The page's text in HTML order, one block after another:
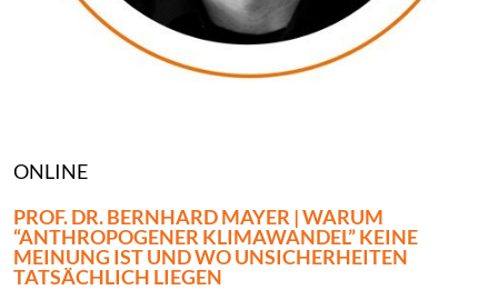
ONLINE
PROF. DR. BERNHARD MAYER | WARUM
“ANTHROPOGENER KLIMAWANDEL” KEINE
MEINUNG IST UND WO UNSICHERHEITEN
TATSÄCHLICH LIEGEN